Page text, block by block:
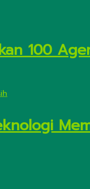
100